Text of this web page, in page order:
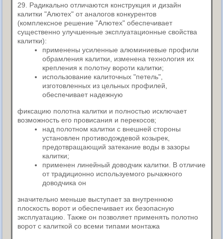
29. Радикально отличаются конструкция и дизайн
калитки "Алютех" от аналогов конкурентов
(комплексное решение "Алютех" обеспечивает
существенно улучшенные эксплуатационные свойства
калитки):
применены усиленные алюминиевые профили
обрамления калитки, изменена технология их
крепления к полотну вороти калитки;
использование калиточных "петель",
изготовленных из цельных профилей,
обеспечивает надежную
фиксацию полотна калитки и полностью исключает
возможность его провисания и перекосов;
над полотном калитки с внешней стороны
установлен противодождевой козырек,
предотвращающий затекание воды в зазоры
калитки;
применен линейный доводчик калитки. В отличие
от традиционно используемого рычажного
доводчика он
значительно меньше выступает за внутреннюю
плоскость ворот и обеспечивает их безопасную
эксплуатацию. Также он позволяет применять полотно
ворот с калиткой со всеми типами монтажа